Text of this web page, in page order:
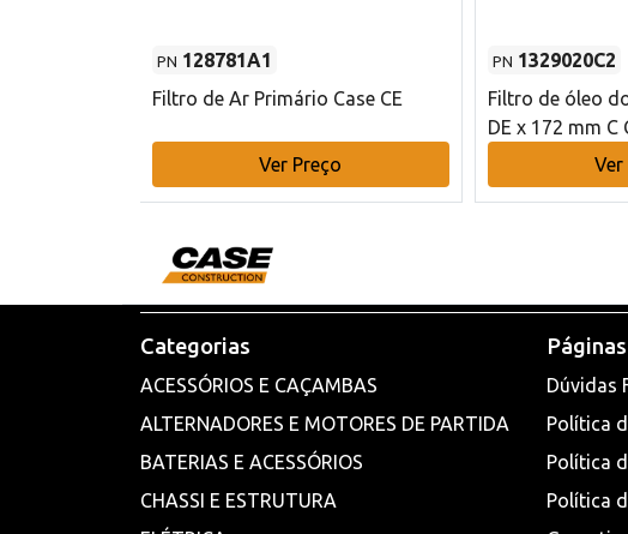
PN 128781A1
Filtro de Ar Primário Case CE
Ver Preço
PN 1329020C2
Filtro de óleo
DE x 172 mm C
Ver
Categorias
ACESSÓRIOS E CAÇAMBAS
ALTERNADORES E MOTORES DE PARTIDA
BATERIAS E ACESSÓRIOS
CHASSI E ESTRUTURA
Dúvidas
Política
Política
Política